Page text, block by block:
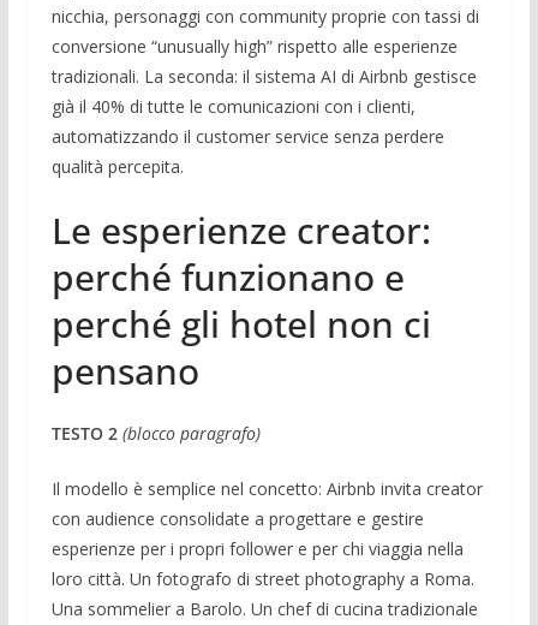
nicchia, personaggi con community proprie con tassi di
conversione “unusually high” rispetto alle esperienze
tradizionali. La seconda: il sistema AI di Airbnb gestisce
già il 40% di tutte le comunicazioni con i clienti,
automatizzando il customer service senza perdere
qualità percepita.
Le esperienze creator:
perché funzionano e
perché gli hotel non ci
pensano
TESTO 2 (blocco paragrafo)
Il modello è semplice nel concetto: Airbnb invita creator
con audience consolidate a progettare e gestire
esperienze per i propri follower e per chi viaggia nella
loro città. Un fotografo di street photography a Roma.
Una sommelier a Barolo. Un chef di cucina tradizionale